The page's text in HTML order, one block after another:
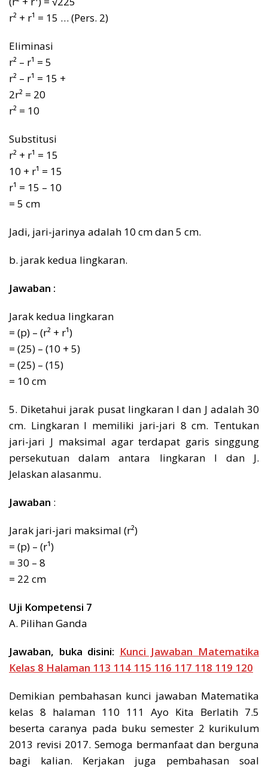
r² + r¹ = 15 … (Pers. 2)
Eliminasi
r² – r¹ = 5
r² – r¹ = 15 +
2r² = 20
r² = 10
Substitusi
r² + r¹ = 15
10 + r¹ = 15
r¹ = 15 – 10
= 5 cm
Jadi, jari-jarinya adalah 10 cm dan 5 cm.
b. jarak kedua lingkaran.
Jawaban :
Jarak kedua lingkaran
= (p) – (r² + r¹)
= (25) – (10 + 5)
= (25) – (15)
= 10 cm
5. Diketahui jarak pusat lingkaran I dan J adalah 30
cm. Lingkaran I memiliki jari-jari 8 cm. Tentukan
jari-jari J maksimal agar terdapat garis singgung
persekutuan dalam antara lingkaran I dan J.
Jelaskan alasanmu.
Jawaban :
Jarak jari-jari maksimal (r²)
= (p) – (r¹)
= 30 – 8
= 22 cm
Uji Kompetensi 7
A. Pilihan Ganda
Jawaban, buka disini: Kunci Jawaban Matematika
Kelas 8 Halaman 113 114 115 116 117 118 119 120
Demikian pembahasan kunci jawaban Matematika
kelas 8 halaman 110 111 Ayo Kita Berlatih 7.5
beserta caranya pada buku semester 2 kurikulum
2013 revisi 2017. Semoga bermanfaat dan berguna
bagi kalian. Kerjakan juga pembahasan soal